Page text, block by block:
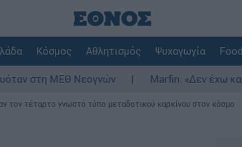
Κόσμος Αθλητισμός Ψυχαγωγία
στη ΜΕΘ Νεογνών Marfin: «Δεν έχω καμία
τον τέταρτο γνωστό τύπο μεταδοτικού καρκίνου στον κόσμο